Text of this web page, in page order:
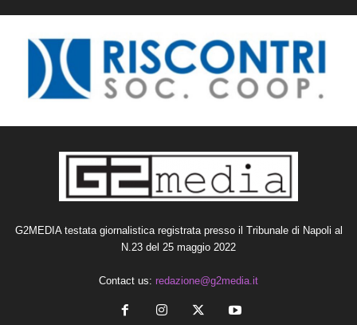
G2MEDIA testata giornalistica registrata presso il Tribunale di Napoli al
N.23 del 25 maggio 2022
Contact us: redazione@g2media.it